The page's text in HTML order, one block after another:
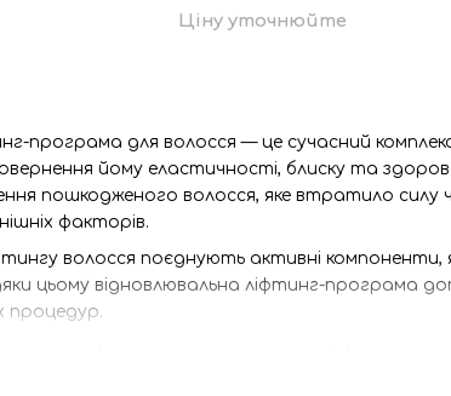
програма для волосся — це сучасний
йому еластичності, блиску та
пошкодженого волосся, яке втратило силу
факторів.
волосся поєднують активні
цьому відновлювальна ліфтинг-програма
процедур.
Ціну уточнюйте